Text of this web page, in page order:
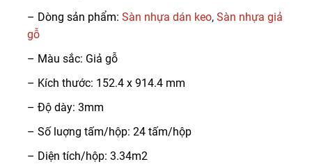
– Dòng sản phẩm: Sàn nhựa dán keo, Sàn nhựa giả
gỗ
– Màu sắc: Giả gỗ
– Kích thước: 152.4 x 914.4 mm
– Độ dày: 3mm
– Số luợng tấm/hộp: 24 tấm/hộp
– Diện tích/hộp: 3.34m2